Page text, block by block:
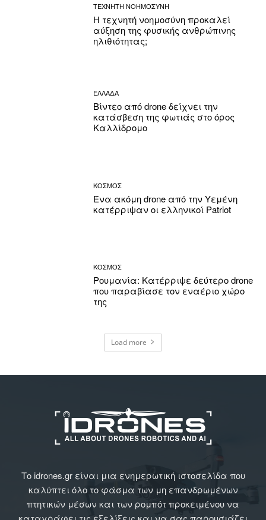
ΤΕΧΝΗΤΗ ΝΟΗΜΟΣΥΝΗ
Η τεχνητή νοημοσύνη προκαλεί
αύξηση της φυσικής ανθρώπινης
ηλιθιότητας;
ΕΛΛΑΔΑ
Βίντεο από drone δείχνει την
κατάσβεση της φωτιάς στο όρος
Καλλίδρομο
ΚΟΣΜΟΣ
Ένα ακόμη drone από την Υεμένη
κατέρριψαν οι ελληνικοί Patriot
ΚΟΣΜΟΣ
Ρουμανία: Κατέρριψε δεύτερο drone
που παραβίασε τον εναέριο χώρο
της
Load more
Το idrones.gr είναι μια ενημερωτική ιστοσελίδα που
καλύπτει όλο το φάσμα των μη επανδρωμένων
πτητικών μέσων και των ρομπότ προκειμένου να